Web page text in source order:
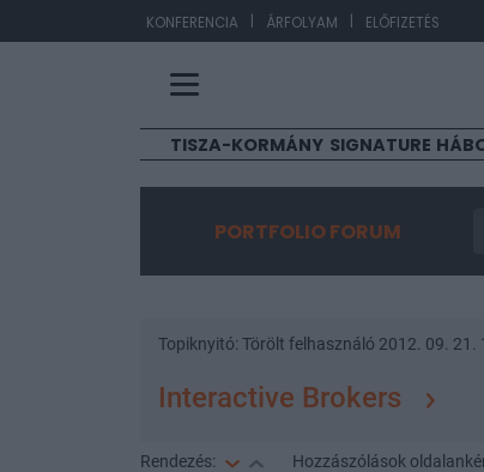
KONFERENCIA | ÁRFOLYAM | ELŐFIZETÉS
TISZA-KORMÁNY SIGNATURE
PORTFOLIO FORUM
Topiknyitó: Törölt felhasználó 2012. 09. 21.
Interactive Brokers
Rendezés: Hozzászólások